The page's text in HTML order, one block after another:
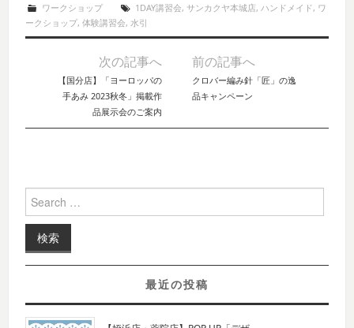
ワークショップ 1DAY講習会, サンカクヤ本城店, ハンドメイド, ワ
ークショップ,体験講習会, 水引
Post navigation
次の記事へ
【国分店】「ヨーロッパの
手あみ 2023秋冬」掲載作
品展示会のご案内
前の記事へ
クロバー編み針「匠」の逸
品キャンペーン
Search for:
最近の投稿